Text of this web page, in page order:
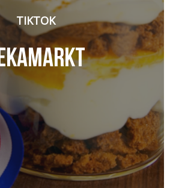
TIKTOK